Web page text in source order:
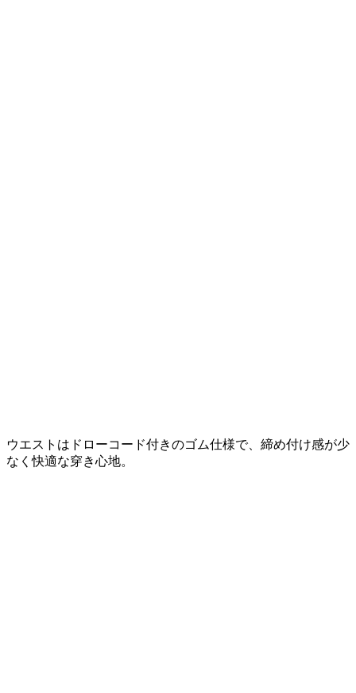
ウエストはドローコード付きのゴム仕様で、締め付け感が少
なく快適な穿き心地。